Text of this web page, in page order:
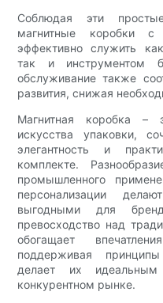
Соблюдая эти
магнитные коробки
эффективно служить
так и инструментом
обслуживание также
развития, снижая
Магнитная коробка –
искусства упаковки,
элегантность и
комплекте.
промышленного
персонализации
выгодными для
превосходство над
обогащает
поддерживая
делает их
конкурентном рынке.